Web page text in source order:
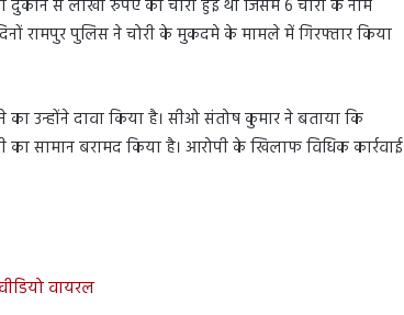
दुकान से लाखों रुपए की चोरी हुई थी जिसमें 6 चोरों के नाम
रामपुर पुलिस ने चोरी के मुकदमे के मामले में गिरफ्तार किया
उन्होंने दावा किया है। सीओ संतोष कुमार ने बताया कि
का सामान बरामद किया है। आरोपी के खिलाफ विधिक कार्रवाई
वायरल